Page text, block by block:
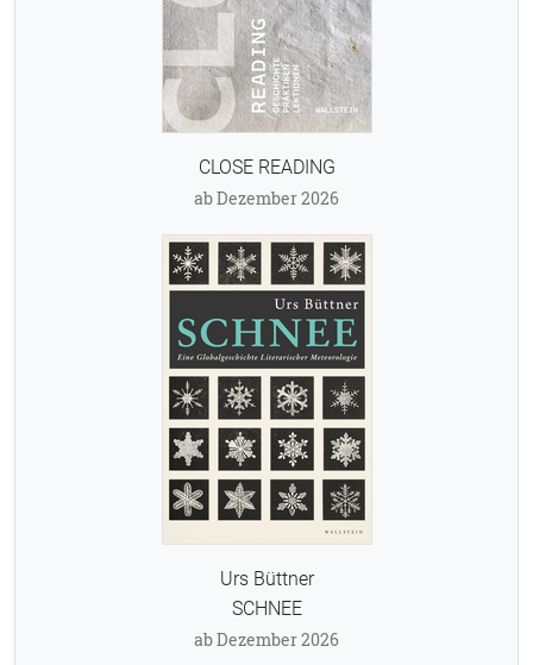
CLOSE READING
ab Dezember 2026
Urs Büttner
SCHNEE
ab Dezember 2026